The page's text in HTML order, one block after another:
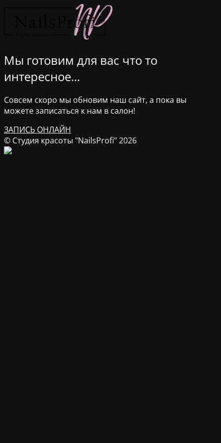
Мы готовим для вас что то
интересное...
Совсем скоро мы обновим наш сайт, а пока вы
можете записаться к нам в салон!
ЗАПИСЬ ОНЛАЙН
© Студия красоты "NailsProfi" 2026